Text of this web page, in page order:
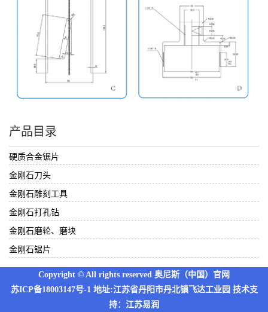
产品目录
硬质合金锯片
金刚石刀头
金刚石雕刻工具
金刚石打孔钻
金刚石磨轮、磨块
金刚石锯片
Copyright © All rights reserved 奥尼斯（中国）官网
苏ICP备18003147号-1地址:江苏省丹阳市丹北镇飞达工业园 技术支
持： 江苏易润